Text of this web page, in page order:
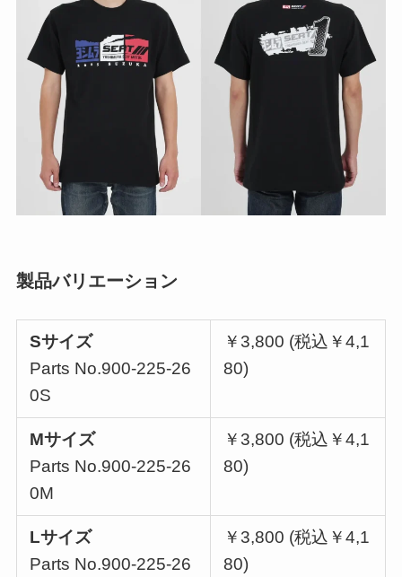
製品バリエーション
Sサイズ
Parts No.900-225-26
0S
￥3,800 (税込￥4,1
80)
Mサイズ
Parts No.900-225-26
0M
￥3,800 (税込￥4,1
80)
Lサイズ
Parts No.900-225-26
￥3,800 (税込￥4,1
80)